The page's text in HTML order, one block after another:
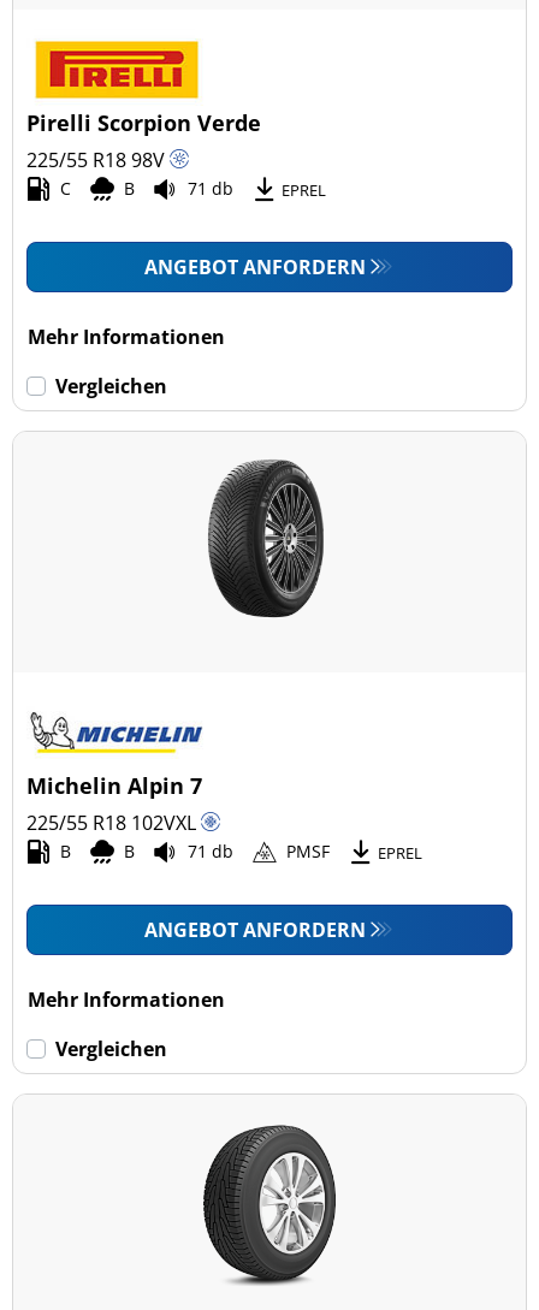
Pirelli Scorpion Verde
225/55 R1898V
C B 71 db EPREL
ANGEBOT ANFORDERN
Mehr Informationen
Vergleichen
Michelin Alpin 7
225/55 R18 102VXL
B B 71 db PMSF EPREL
ANGEBOT ANFORDERN
Mehr Informationen
Vergleichen